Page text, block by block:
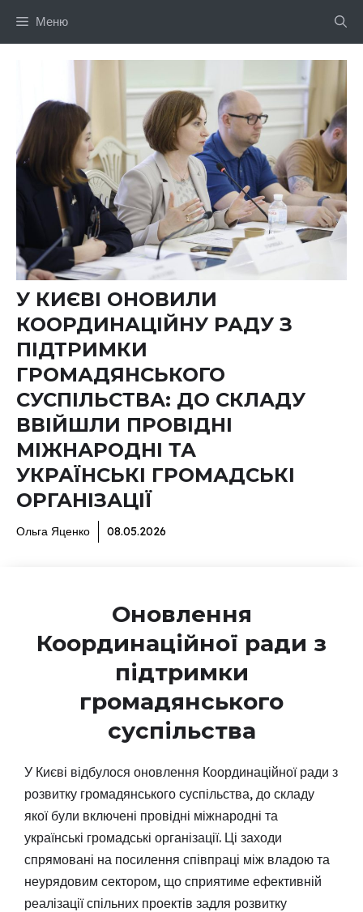
Меню
У КИЄВІ ОНОВИЛИ
КООРДИНАЦІЙНУ РАДУ З
ПІДТРИМКИ
ГРОМАДЯНСЬКОГО
СУСПІЛЬСТВА: ДО СКЛАДУ
ВВІЙШЛИ ПРОВІДНІ
МІЖНАРОДНІ ТА
УКРАЇНСЬКІ ГРОМАДСЬКІ
ОРГАНІЗАЦІЇ
Ольга Яценко 08.05.2026
Оновлення
Координаційної ради з
підтримки
громадянського
суспільства
У Києві відбулося оновлення Координаційної ради з
розвитку громадянського суспільства, до складу
якої були включені провідні міжнародні та
українські громадські організації. Ці заходи
спрямовані на посилення співпраці між владою та
неурядовим сектором, що сприятиме ефективній
реалізації спільних проектів задля розвитку